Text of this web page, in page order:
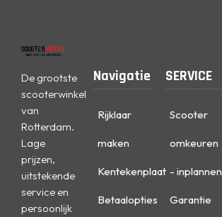
De grootste
scooterwinkel
van
Rotterdam.
Lage
prijzen,
uitstekende
service en
persoonlijk
Navigatie
Rijklaar
maken
Kentekenplaat
Betaalopties
SERVICE
Scooter
omkeuren
- inplannen
Garantie